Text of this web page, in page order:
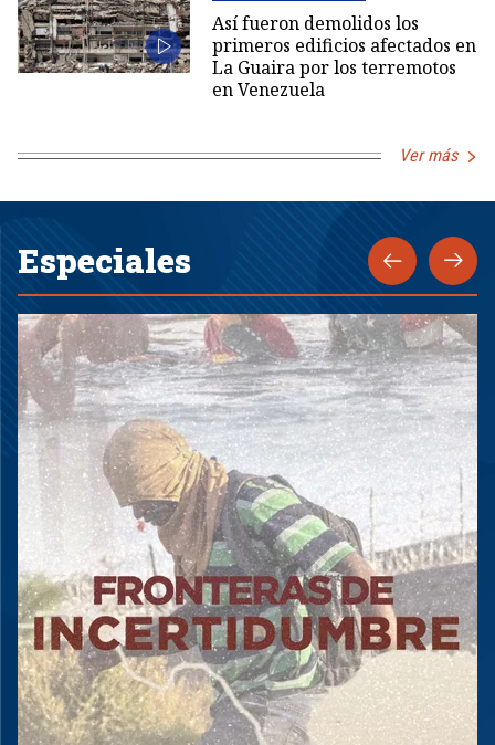
Así fueron demolidos los
primeros edificios afectados en
La Guaira por los terremotos
en Venezuela
Ver más
Especiales